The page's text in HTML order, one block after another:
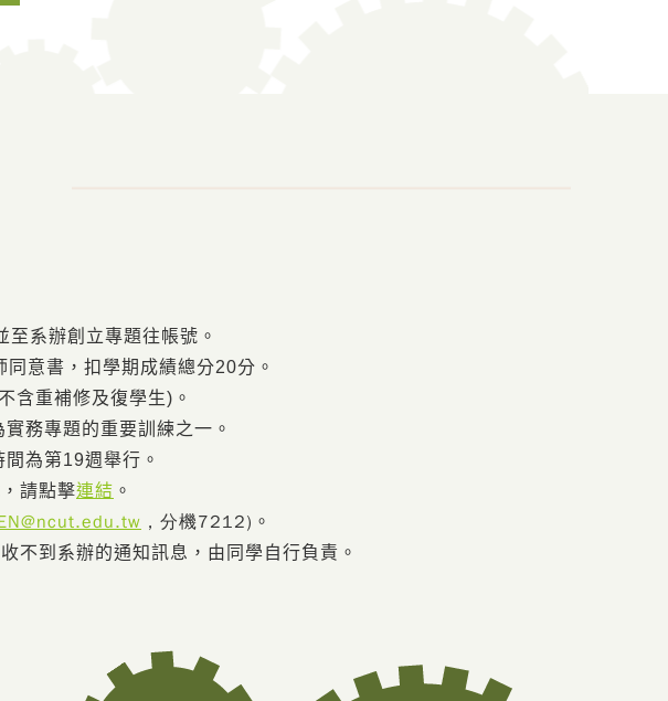
系辦創立專題往帳號。
意書，扣學期成績總分20分。
含重補修及復學生)。
務專題的重要訓練之一。
為第19週舉行。
請點擊連結 。
，分機7212) 。
不到系辦的通知訊息，由同學自行負責。